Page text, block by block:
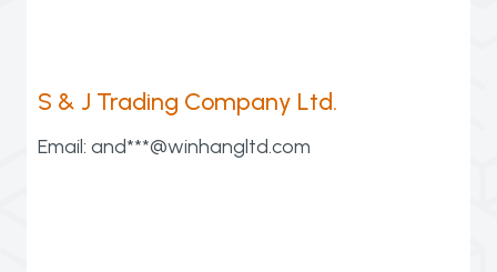
S & J Trading Company Ltd.
Email: and***@winhangltd.com